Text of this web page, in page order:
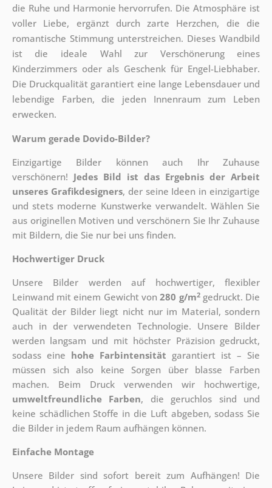
die Ruhe und Harmonie hervorrufen. Die Atmosphäre ist
voller Liebe, ergänzt durch zarte Herzchen, die die
romantische Stimmung unterstreichen. Dieses Wandbild
ist die ideale Wahl zur Verschönerung eines
Kinderzimmers oder als Geschenk für Engel-Liebhaber.
Die Druckqualität garantiert eine lange Lebensdauer und
lebendige Farben, die jeden Innenraum zum Leben
erwecken.
Warum gerade Dovido-Bilder?
Einzigartige Bilder können auch Ihr Zuhause
verschönern! Jedes Bild ist das Ergebnis der Arbeit
unseres Grafikdesigners, der seine Ideen in einzigartige
und stets moderne Kunstwerke verwandelt. Wählen Sie
aus originellen Motiven und verschönern Sie Ihr Zuhause
mit Bildern, die Sie nur bei uns finden.
Hochwertiger Druck
Unsere Bilder werden auf hochwertiger, flexibler
Leinwand mit einem Gewicht von280 g/m2gedruckt. Die
Qualität der Bilder liegt nicht nur im Material, sondern
auch in der verwendeten Technologie. Unsere Bilder
werden langsam und mit höchster Präzision gedruckt,
sodass eine hohe Farbintensität garantiert ist – Sie
müssen sich also keine Sorgen über blasse Farben
machen. Beim Druck verwenden wir hochwertige,
umweltfreundliche Farben, die geruchlos sind und
keine schädlichen Stoffe in die Luft abgeben, sodass Sie
die Bilder in jedem Raum aufhängen können.
Einfache Montage
Unsere Bilder sind sofort bereit zum Aufhängen! Die